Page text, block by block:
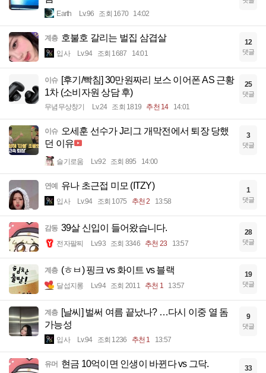
Earth Lv.96 조회 1670 14:02
계층 호불호 갈리는 벌집 삼겹살
입사 Lv.94 조회 1687 14:01
12
댓글
이슈 [후기/빡침] 30만원짜리 보스 이어폰 AS 근황
1차 (소비자원 상담 후)
무념무상창기 Lv.24 조회 1819 추천 14 14:01
25
댓글
이슈 오세훈 선수가 J리그 개막전에서 퇴장 당했
던 이유
슬기로움 Lv.92 조회 895 14:00
3
댓글
연예 유나 초근접 미모 (ITZY)
입사 Lv.94 조회 1075 추천 2 13:58
1
댓글
감동 39살 신입이 들어왔습니다.
전자팔찌 Lv.93 조회 3346 추천 23 13:57
28
댓글
계층 (ㅎㅂ) 핑크 vs 화이트 vs 블랙
달섭지롱 Lv.94 조회 2011 추천 1 13:57
19
댓글
계층 [날씨] 벌써 여름 끝났나? …다시 이중 열 돔
가능성
입사 Lv.94 조회 1236 추천 1 13:57
9
댓글
유머 현금 10억이면 인생이 바뀐다 vs 그닥. 33